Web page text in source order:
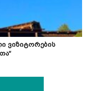
ვიზიტორების